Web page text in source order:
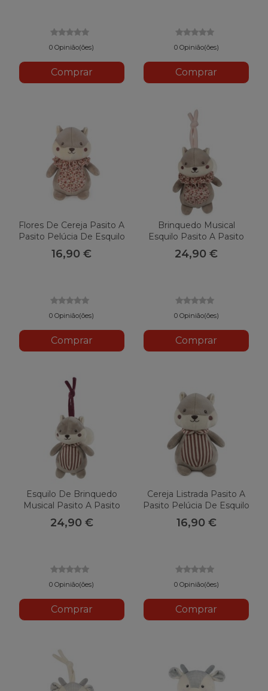
0 Opinião(ões)
Comprar
0 Opinião(ões)
Comprar
Flores De Cereja Pasito A
Pasito Pelúcia De Esquilo
16,90 €
0 Opinião(ões)
Comprar
Brinquedo Musical
Esquilo Pasito A Pasito
Flores De Cereja
24,90 €
0 Opinião(ões)
Comprar
Esquilo De Brinquedo
Musical Pasito A Pasito
Listras De Cereja
24,90 €
0 Opinião(ões)
Comprar
Cereja Listrada Pasito A
Pasito Pelúcia De Esquilo
16,90 €
0 Opinião(ões)
Comprar